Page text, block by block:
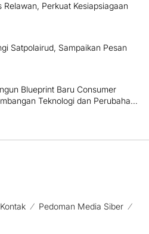
Perkuat Kesiapsiagaan
Satpolairud, Sampaikan Pesan
Blueprint Baru Consumer
Teknologi dan Perubahan
Kontak
Pedoman Media Siber